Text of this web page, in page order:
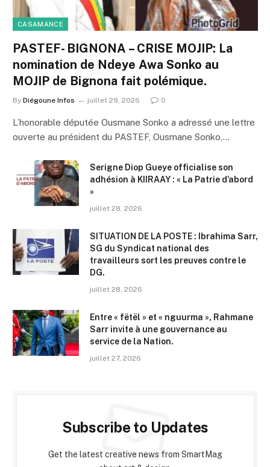
CASAMANCE
PASTEF- BIGNONA – CRISE MOJIP: La
nomination de Ndeye Awa Sonko au
MOJIP de Bignona fait polémique.
By Diégoune Infos juillet 29, 2026 0
L’honorable députée Ousmane Sonko a adressé une lettre
ouverte au président du PASTEF, Ousmane Sonko,…
Serigne Diop Gueye officialise son
adhésion à KIIRAAY : « La Patrie d’abord
»
juillet 28, 2026
SITUATION DE LA POSTE : Ibrahima Sarr,
SG du Syndicat national des
travailleurs sort les preuves contre le
DG.
juillet 28, 2026
Entre « fëtël » et « nguurma », Rahmane
Sarr invite à une gouvernance au
service de la Nation.
juillet 27, 2026
Subscribe to Updates
Get the latest creative news from SmartMag